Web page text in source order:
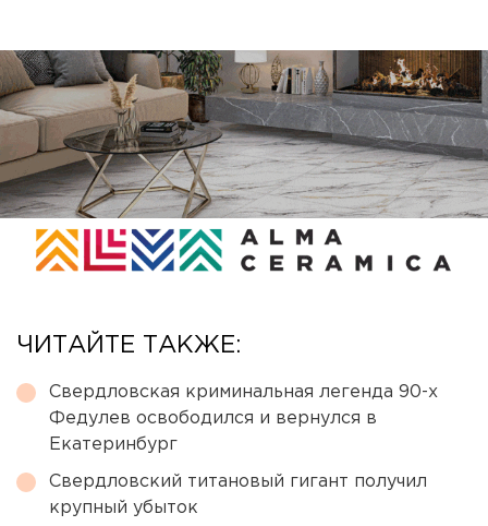
ЧИТАЙТЕ ТАКЖЕ:
Свердловская криминальная легенда 90-х
Федулев освободился и вернулся в
Екатеринбург
Свердловский титановый гигант получил
крупный убыток